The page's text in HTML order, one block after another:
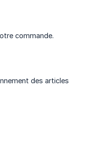
commande.
des articles